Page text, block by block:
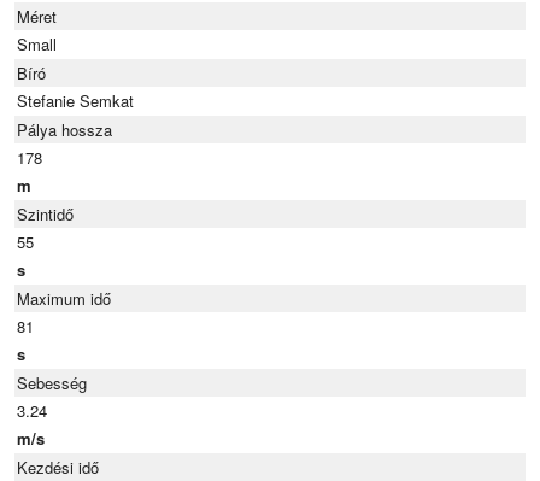
Méret
Small
Bíró
Stefanie Semkat
Pálya hossza
178
m
Szintidő
55
s
Maximum idő
81
s
Sebesség
3.24
m/s
Kezdési idő